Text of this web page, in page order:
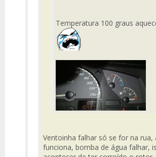
Temperatura 100 graus
Ventoinha falhar só se for na rua,
funciona, bomba de água falhar,